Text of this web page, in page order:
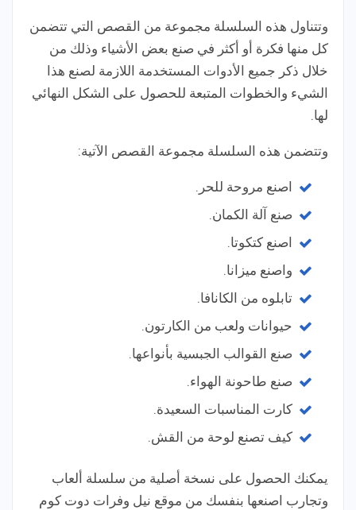
وتتناول هذه السلسلة مجموعة من القصص التي تتضمن
كل منها فكرة أو أكثر في صنع بعض الأشياء وذلك من
خلال ذكر جميع الأدوات المستخدمة اللازمة لصنع هذا
الشيء والخطوات المتبعة للحصول على الشكل النهائي
لها.
وتتضمن هذه السلسلة مجموعة القصص الآتية:
اصنع مروحة للحر.
صنع آلة الكمان.
اصنع كتكوتا.
واصنع ميزانا.
تابلوه من الكانافا.
حيوانات ولعب من الكارتون.
صنع القوالب الجبسية بأنواعها.
صنع طاحونة الهواء.
كارت المناسبات السعيدة.
كيف تصنع لوحة من القش.
يمكنك الحصول على نسخة أصلية من سلسلة ألعاب
وتجارب اصنعها بنفسك من موقع نيل وفرات دوت كوم